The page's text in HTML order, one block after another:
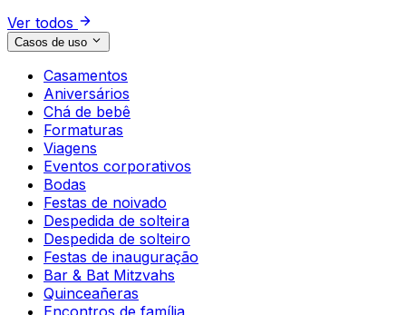
Ver todos
Casos de uso
Casamentos
Aniversários
Chá de bebê
Formaturas
Viagens
Eventos corporativos
Bodas
Festas de noivado
Despedida de solteira
Despedida de solteiro
Festas de inauguração
Bar & Bat Mitzvahs
Quinceañeras